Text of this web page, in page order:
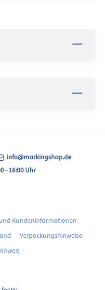
info@markingshop.de
- 16:00 Uhr
Kundeninformationen
Verpackungshinweise